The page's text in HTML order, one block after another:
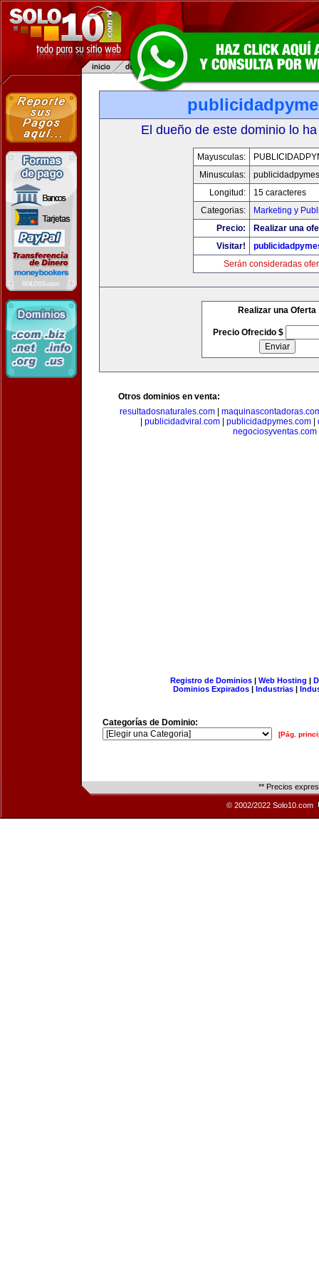
El dueño de este dominio lo
Mayusculas:
Minusculas:
Longitud:
15 caracteres
Categorias:
Marketing y
Precio:
Realizar una
Visitar!
Serán consideradas
Realizar una Oferta
Precio Ofrecido $
Otros dominios en venta:
resultadosnaturales.com|
publicidadviral.com publicidadpymes.com
negociosyventas.com
Registro de Dominios| Web Hosting |
Dominios Expirados | Industrias |
Categorías de Dominio:
[Pág.
** Precios
© 2002/2022 Solo10.com